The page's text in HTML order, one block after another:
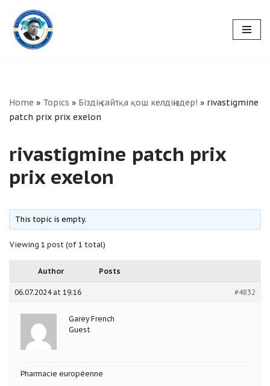
Skip
to
Home » Topics » Біздің сайтқа қош келдіңіздер! » rivastigmine
patch prix prix exelon
rivastigmine patch prix
prix exelon
This topic is empty.
Viewing 1 post (of 1 total)
Author Posts
06.07.2024 at 19:16 #4832
Garey French
Guest
Pharmacie européenne